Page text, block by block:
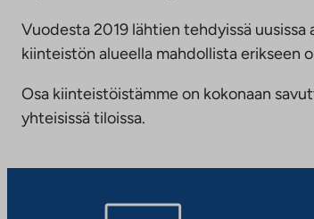
Vuodesta 2019 lähtien tehdyissä
kiinteistön alueella mahdollista
Osa kiinteistöistämme on kokonaan
yhteisissä tiloissa.